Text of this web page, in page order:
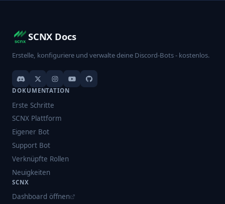
SCNX Docs
Erstelle, konfiguriere und verwalte deine Discord-Bots - kostenlos.
DOKUMENTATION
Erste Schritte
SCNX Plattform
Eigener Bot
Support Bot
Verknüpfte Rollen
Neuigkeiten
SCNX
Dashboard öffnen